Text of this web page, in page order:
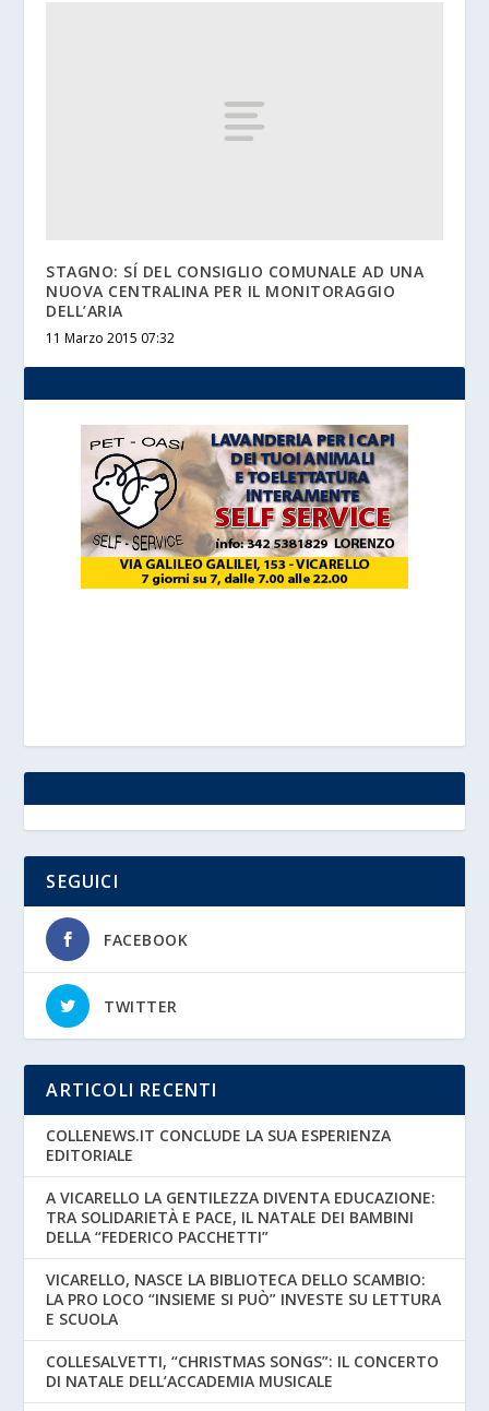
STAGNO: SÍ DEL CONSIGLIO COMUNALE AD UNA
NUOVA CENTRALINA PER IL MONITORAGGIO
DELL’ARIA
11 Marzo 2015 07:32
SEGUICI
FACEBOOK
TWITTER
ARTICOLI RECENTI
COLLENEWS.IT CONCLUDE LA SUA ESPERIENZA
EDITORIALE
A VICARELLO LA GENTILEZZA DIVENTA EDUCAZIONE:
TRA SOLIDARIETÀ E PACE, IL NATALE DEI BAMBINI
DELLA “FEDERICO PACCHETTI”
VICARELLO, NASCE LA BIBLIOTECA DELLO SCAMBIO:
LA PRO LOCO “INSIEME SI PUÒ” INVESTE SU LETTURA
E SCUOLA
COLLESALVETTI, “CHRISTMAS SONGS”: IL CONCERTO
DI NATALE DELL’ACCADEMIA MUSICALE